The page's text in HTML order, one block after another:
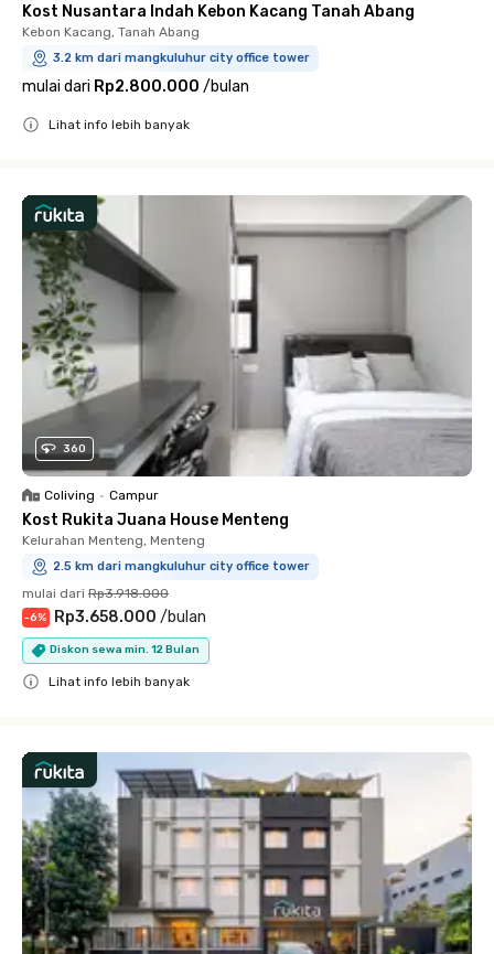
Kost Nusantara Indah Kebon Kacang Tanah Abang
Kebon Kacang, Tanah Abang
3.2 km dari mangkuluhur city office tower
mulai dari Rp2.800.000 /bulan
Lihat info lebih banyak
360
Coliving • Campur
Kost Rukita Juana House Menteng
Kelurahan Menteng, Menteng
2.5 km dari mangkuluhur city office tower
mulai dari Rp3.918.000
-6% Rp3.658.000 /bulan
Diskon sewa min. 12 Bulan
Lihat info lebih banyak